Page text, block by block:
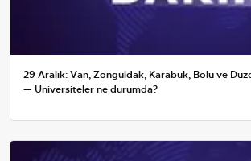
29 Aralık: Van, Zonguldak, Karabük, Bolu ve
— Üniversiteler ne durumda?